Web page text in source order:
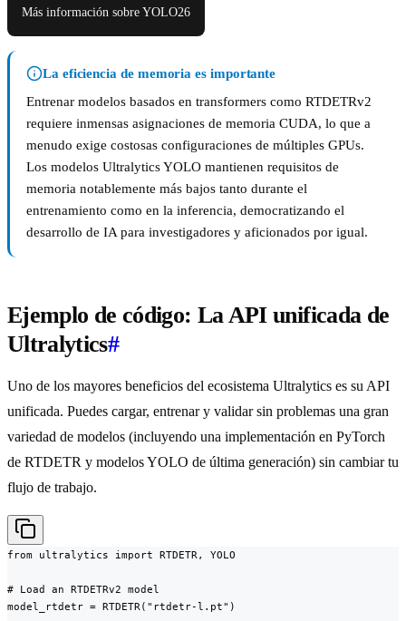
Más información sobre YOLO26
La eficiencia de memoria es importante
Entrenar modelos basados en transformers como RTDETRv2
requiere inmensas asignaciones de memoria CUDA, lo que a
menudo exige costosas configuraciones de múltiples GPUs.
Los modelos Ultralytics YOLO mantienen requisitos de
memoria notablemente más bajos tanto durante el
entrenamiento como en la inferencia, democratizando el
desarrollo de IA para investigadores y aficionados por igual.
Ejemplo de código: La API unificada de
Ultralytics#
Uno de los mayores beneficios del ecosistema Ultralytics es su API
unificada. Puedes cargar, entrenar y validar sin problemas una gran
variedad de modelos (incluyendo una implementación en PyTorch
de RTDETR y modelos YOLO de última generación) sin cambiar tu
flujo de trabajo.
from ultralytics import RTDETR, YOLO
# Load an RTDETRv2 model
model_rtdetr = RTDETR("rtdetr-l.pt")